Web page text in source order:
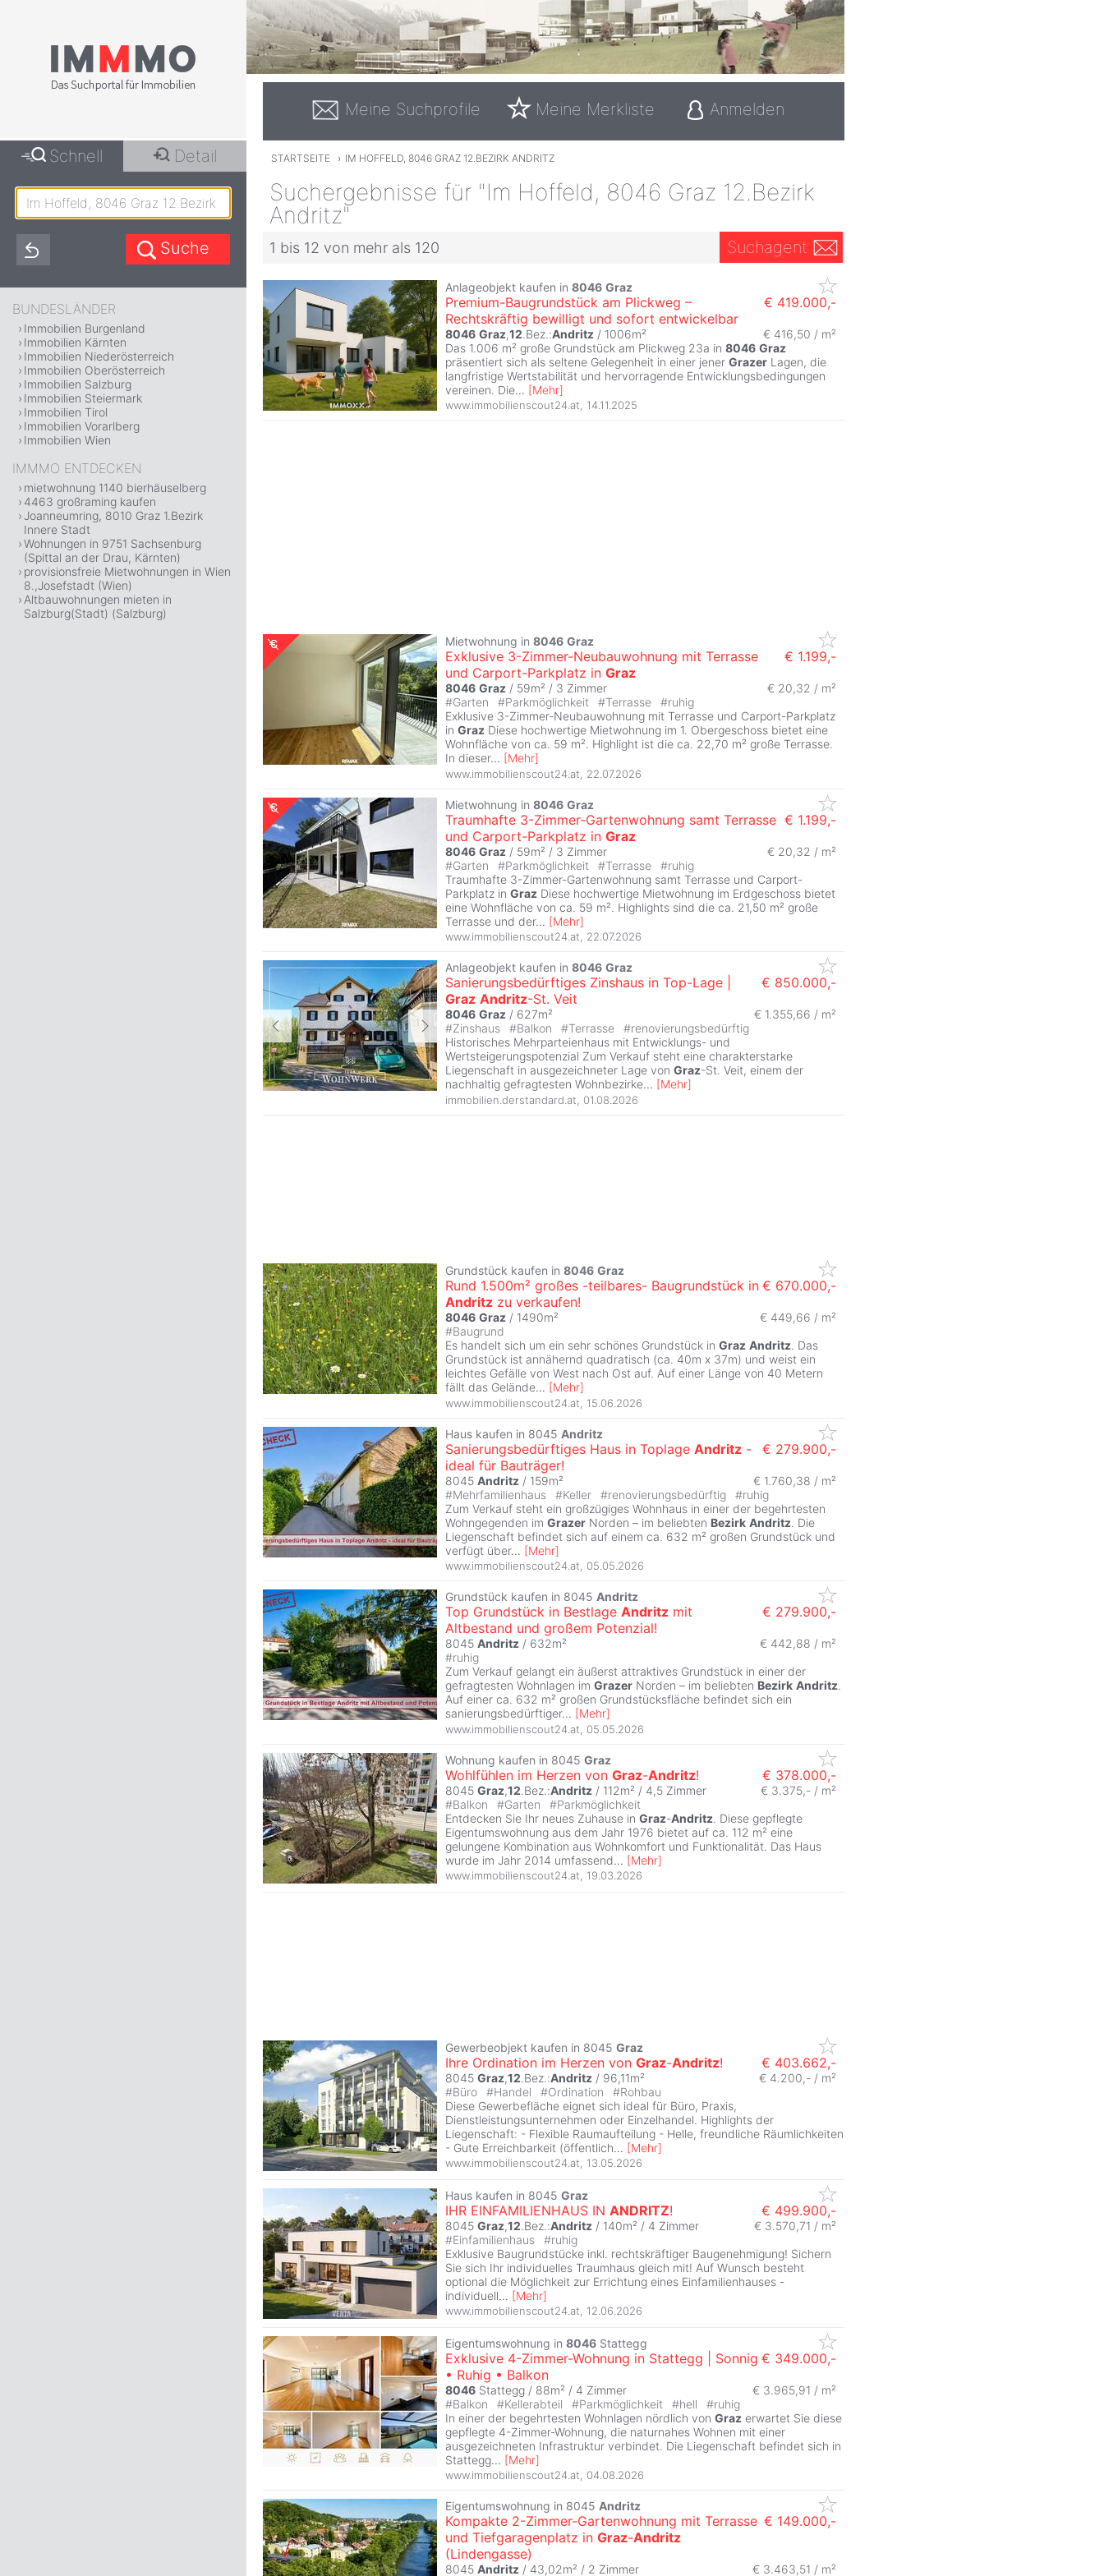
Meine Suchprofile Meine Merkliste Anmelden
STARTSEITE › IM HOFFELD, 8046 GRAZ 12.BEZIRK ANDRITZ
Suchergebnisse für "Im Hoffeld, 8046 Graz 12.Bezirk
Andritz"
1 bis 12 von mehr als 120 Suchagent
Anlageobjekt kaufen in 8046 Graz
Premium-Baugrundstück am Plickweg –
Rechtskräftig bewilligt und sofort entwickelbar
€ 419.000,-
8046 Graz,12.Bez.:Andritz / 1006m²
€ 416,50 / m²
Das 1.006 m² große Grundstück am Plickweg 23a in 8046 Graz
präsentiert sich als seltene Gelegenheit in einer jener Grazer Lagen, die
langfristige Wertstabilität und hervorragende Entwicklungsbedingungen
vereinen. Die... [Mehr]
www.immobilienscout24.at 14.11.2025
Mietwohnung in 8046 Graz
Exklusive 3-Zimmer-Neubauwohnung mit Terrasse
und Carport-Parkplatz in Graz
€ 1.199,-
8046 Graz / 59m² / 3 Zimmer
€ 20,32 / m²
#Garten #Parkmöglichkeit #Terrasse #ruhig
Exklusive 3-Zimmer-Neubauwohnung mit Terrasse und Carport-Parkplatz
in Graz Diese hochwertige Mietwohnung im 1. Obergeschoss bietet eine
Wohnfläche von ca. 59 m². Highlight ist die ca. 22,70 m² große Terrasse.
In dieser... [Mehr]
www.immobilienscout24.at 22.07.2026
Mietwohnung in 8046 Graz
Traumhafte 3-Zimmer-Gartenwohnung samt Terrasse
und Carport-Parkplatz in Graz
€ 1.199,-
8046 Graz / 59m² / 3 Zimmer
€ 20,32 / m²
#Garten #Parkmöglichkeit #Terrasse #ruhig
Traumhafte 3-Zimmer-Gartenwohnung samt Terrasse und Carport-
Parkplatz in Graz Diese hochwertige Mietwohnung im Erdgeschoss bietet
eine Wohnfläche von ca. 59 m². Highlights sind die ca. 21,50 m² große
Terrasse und der... [Mehr]
www.immobilienscout24.at, 22.07.2026
Anlageobjekt kaufen in 8046 Graz
Sanierungsbedürftiges Zinshaus in Top-Lage |
Graz Andritz-St. Veit
€ 850.000,-
8046 Graz / 627m² € 1.355,66 / m²
#Zinshaus #Balkon #Terrasse #renovierungsbedürftig
Historisches Mehrparteienhaus mit Entwicklungs- und
Wertsteigerungspotenzial Zum Verkauf steht eine charakterstarke
Liegenschaft in ausgezeichneter Lage von Graz-St. Veit, einem der
nachhaltig gefragtesten Wohnbezirke... [Mehr]
immobilien.derstandard.at 01.08.2026
Grundstück kaufen in 8046 Graz
Rund 1.500m² großes -teilbares- Baugrundstück in
Andritz zu verkaufen!
€ 670.000,-
8046 Graz / 1490m²
€ 449,66 / m²
#Baugrund
Es handelt sich um ein sehr schönes Grundstück in Graz Andritz. Das
Grundstück ist annähernd quadratisch (ca. 40m x 37m) und weist ein
leichtes Gefälle von West nach Ost auf. Auf einer Länge von 40 Metern
fällt das Gelände... [Mehr]
www.immobilienscout24.at 15.06.2026
Haus kaufen in 8045 Andritz
Sanierungsbedürftiges Haus in Toplage Andritz -
ideal für Bauträger!
€ 279.900,-
8045 Andritz / 159m²
€ 1.760,38 / m²
#Mehrfamilienhaus #Keller #renovierungsbedürftig #ruhig
Zum Verkauf steht ein großzügiges Wohnhaus in einer der begehrtesten
Wohngegenden im Grazer Norden – im beliebten Bezirk Andritz. Die
Liegenschaft befindet sich auf einem ca. 632 m² großen Grundstück und
verfügt über... [Mehr]
www.immobilienscout24.at 05.05.2026
Grundstück kaufen in 8045 Andritz
Top Grundstück in Bestlage Andritz mit
Altbestand und großem Potenzial!
€ 279.900,-
8045 Andritz / 632m²
€ 442,88 / m²
#ruhig
Zum Verkauf gelangt ein äußerst attraktives Grundstück in einer der
gefragtesten Wohnlagen im Grazer Norden – im beliebten Bezirk Andritz.
Auf einer ca. 632 m² großen Grundstücksfläche befindet sich ein
sanierungsbedürftiger... [Mehr]
www.immobilienscout24.at 05.05.2026
Wohnung kaufen in 8045 Graz
Wohlfühlen im Herzen von Graz-Andritz! € 378.000,-
8045 Graz,12.Bez.:Andritz / 112m² / 4,5 Zimmer
€ 3.375,- / m²
#Balkon #Garten #Parkmöglichkeit
Entdecken Sie Ihr neues Zuhause in Graz-Andritz. Diese gepflegte
Eigentumswohnung aus dem Jahr 1976 bietet auf ca. 112 m² eine
gelungene Kombination aus Wohnkomfort und Funktionalität. Das Haus
wurde im Jahr 2014 umfassend... [Mehr]
www.immobilienscout24.at, 19.03.2026
Gewerbeobjekt kaufen in 8045 Graz
Ihre Ordination im Herzen von Graz-Andritz! € 403.662,-
8045 Graz,12.Bez.:Andritz / 96,11m²
€ 4.200,- / m²
#Büro #Handel #Ordination #Rohbau
Diese Gewerbefläche eignet sich ideal für Büro, Praxis,
Dienstleistungsunternehmen oder Einzelhandel. Highlights der
Liegenschaft: - Flexible Raumaufteilung - Helle, freundliche Räumlichkeiten
- Gute Erreichbarkeit (öffentlich... [Mehr]
www.immobilienscout24.at, 13.05.2026
Haus kaufen in 8045 Graz
IHR EINFAMILIENHAUS IN ANDRITZ! € 499.900,-
8045 Graz,12.Bez.:Andritz / 140m² / 4 Zimmer
€ 3.570,71 / m²
#Einfamilienhaus #ruhig
Exklusive Baugrundstücke inkl. rechtskräftiger Baugenehmigung! Sichern
Sie sich Ihr individuelles Traumhaus gleich mit! Auf Wunsch besteht
optional die Möglichkeit zur Errichtung eines Einfamilienhauses -
individuell... [Mehr]
www.immobilienscout24.at, 12.06.2026
Eigentumswohnung in 8046 Stattegg
Exklusive 4-Zimmer-Wohnung in Stattegg | Sonnig
• Ruhig • Balkon
€ 349.000,-
8046 Stattegg / 88m² / 4 Zimmer
€ 3.965,91 / m²
#Balkon #Kellerabteil #Parkmöglichkeit #hell #ruhig
In einer der begehrtesten Wohnlagen nördlich von Graz erwartet Sie diese
gepflegte 4-Zimmer-Wohnung, die naturnahes Wohnen mit einer
ausgezeichneten Infrastruktur verbindet. Die Liegenschaft befindet sich in
Stattegg... [Mehr]
www.immobilienscout24.at, 04.08.2026
Eigentumswohnung in 8045 Andritz
Kompakte 2-Zimmer-Gartenwohnung mit Terrasse
und Tiefgaragenplatz in Graz-Andritz
(Lindengasse)
€ 149.000,-
8045 Andritz / 43,02m² / 2 Zimmer
€ 3.463,51 / m²
Schnell Detail
BUNDESLÄNDER
Immobilien Burgenland
Immobilien Kärnten
Immobilien Niederösterreich
Immobilien Oberösterreich
Immobilien Salzburg
Immobilien Steiermark
Immobilien Tirol
Immobilien Vorarlberg
Immobilien Wien
IMMMO ENTDECKEN
mietwohnung 1140 bierhäuselberg
4463 großraming kaufen
Joanneumring, 8010 Graz 1.Bezirk
Innere Stadt
Wohnungen in 9751 Sachsenburg
(Spittal an der Drau, Kärnten)
provisionsfreie Mietwohnungen in Wien
8.,Josefstadt (Wien)
Altbauwohnungen mieten in
Salzburg(Stadt) (Salzburg)